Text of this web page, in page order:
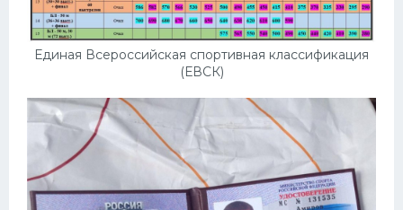
Единая Всероссийская спортивная классификация
(ЕВСК)